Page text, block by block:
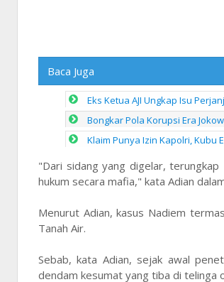
Baca Juga
Eks Ketua AJI Ungkap Isu
Bongkar Pola Korupsi Era
Klaim Punya Izin Kapolri, Kubu
"Dari sidang yang digelar,
hukum secara mafia," kata Adian
Menurut Adian, kasus Nadiem
Tanah Air.
Sebab, kata Adian, sejak awal
dendam kesumat yang tiba di telinga